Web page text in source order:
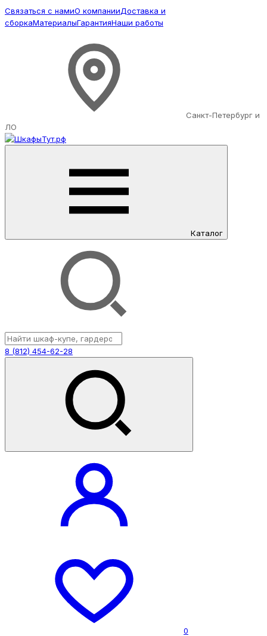
Связаться с намиО компанииДоставка и
сборкаМатериалыГарантияНаши работы
Санкт-Петербург и
ЛО
Каталог
8 (812) 454-62-28
0